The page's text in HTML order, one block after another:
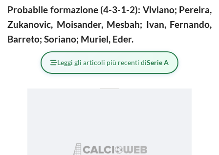
Probabile formazione (4-3-1-2): Viviano; Pereira,
Zukanovic, Moisander, Mesbah; Ivan, Fernando,
Barreto; Soriano; Muriel, Eder.
Leggi gli articoli più recenti diSerie A